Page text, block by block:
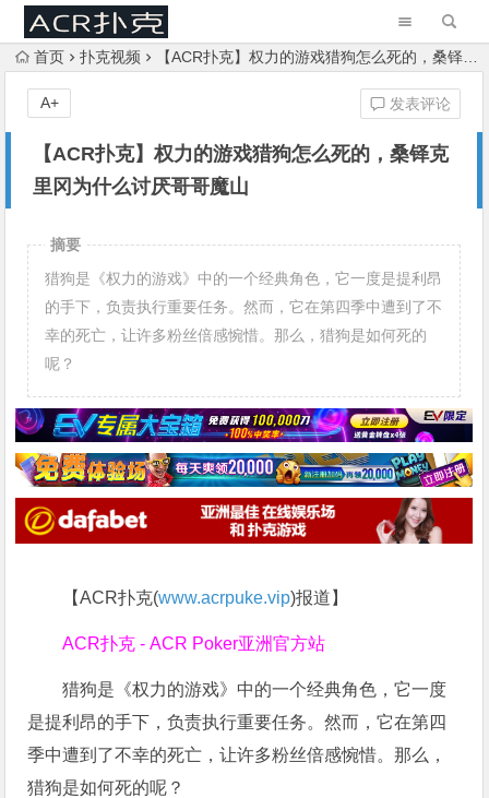
首页 扑克视频 【ACR扑克】权力的游戏猎狗怎么死的，桑铎克里冈为什么讨厌哥哥魔山
【ACR扑克】权力的游戏猎狗怎么死的，桑铎克
里冈为什么讨厌哥哥魔山
发表评论
A+
摘要
猎狗是《权力的游戏》中的一个经典角色，它一度是提利昂
的手下，负责执行重要任务。然而，它在第四季中遭到了不
幸的死亡，让许多粉丝倍感惋惜。那么，猎狗是如何死的
呢？
【ACR扑克(www.acrpuke.vip)报道】
ACR扑克 - ACR Poker亚洲官方站
猎狗是《权力的游戏》中的一个经典角色，它一度
是提利昂的手下，负责执行重要任务。然而，它在第四
季中遭到了不幸的死亡，让许多粉丝倍感惋惜。那么，
猎狗是如何死的呢？